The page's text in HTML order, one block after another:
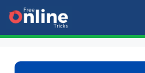
Skip
content